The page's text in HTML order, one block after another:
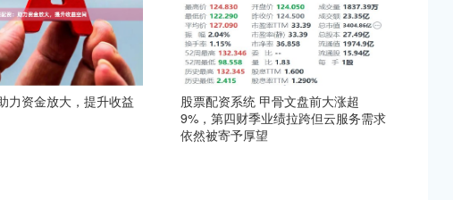
力资金放大，提升收益
股票配资系统 甲骨文盘前大涨超
9%，第四财季业绩拉跨但云服务需求
依然被寄予厚望